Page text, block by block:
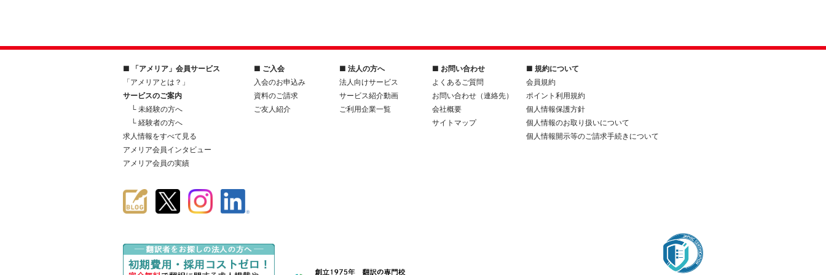
■ 「アメリア」会員サービス
「アメリアとは？」
サービスのご案内
└ 未経験の方へ
└ 経験者の方へ
求人情報をすべて見る
アメリア会員インタビュー
アメリア会員の実績
■ ご入会
入会のお申込み
資料のご請求
ご友人紹介
■ 法人の方へ
法人向けサービス
サービス紹介動画
ご利用企業一覧
■ お問い合わせ
よくあるご質問
お問い合わせ（連絡先）
会社概要
サイトマップ
■ 規約について
会員規約
ポイント利用規約
個人情報保護方針
個人情報のお取り扱いについて
個人情報開示等のご請求手続きについて